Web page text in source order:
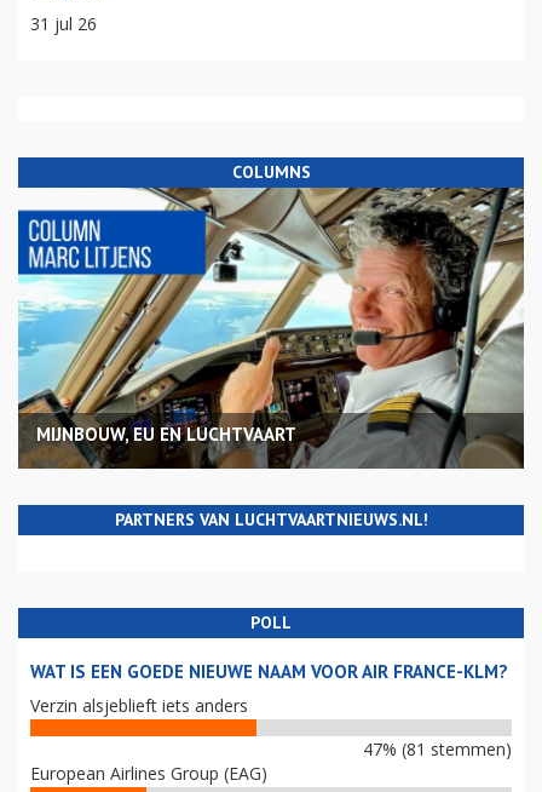
31 jul 26
COLUMNS
MIJNBOUW, EU EN LUCHTVAART
PARTNERS VAN LUCHTVAARTNIEUWS.NL!
POLL
WAT IS EEN GOEDE NIEUWE NAAM VOOR AIR FRANCE-KLM?
Verzin alsjeblieft iets anders
47% (81 stemmen)
European Airlines Group (EAG)